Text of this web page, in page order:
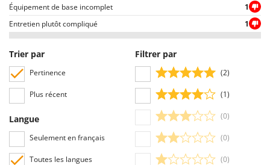
Royal Food
Ryobi
S
S.T.P.
Sbaraglia
Schnitzer
Seven Italy
Équipement de base incomplet
1
Entretien plutôt compliqué
1
Trier par
Pertinence
Plus récent
Langue
Seulement en français
Toutes les langues
Filtrer par
(2)
(1)
(0)
(0)
(0)